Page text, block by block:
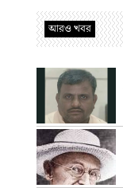
আরও খবর